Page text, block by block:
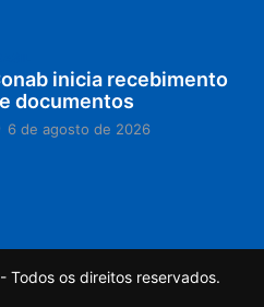
inicia recebimento
documentos
6 de agosto de 2026
Todos os direitos reservados.